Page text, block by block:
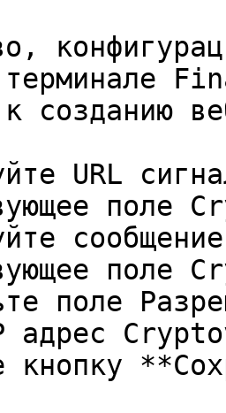
к созданию
URL
поле
поле
поле
адрес
кнопку